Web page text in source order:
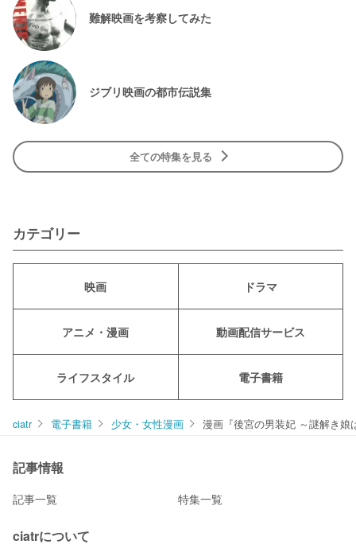
難解映画を考察してみた
ジブリ映画の都市伝説集
全ての特集を見る
カテゴリー
映画 ドラマ
アニメ・漫画 動画配信サービス
ライフスタイル 電子書籍
ciatr 電子書籍 少女・女性漫画 漫画『後宮の男装妃 ～謎解き娘
記事情報
記事一覧 特集一覧
ciatrについて